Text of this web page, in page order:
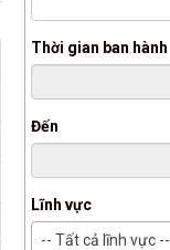
Thời gian ban hành
Đến
Lĩnh vực
-- Tất cả lĩnh vực --